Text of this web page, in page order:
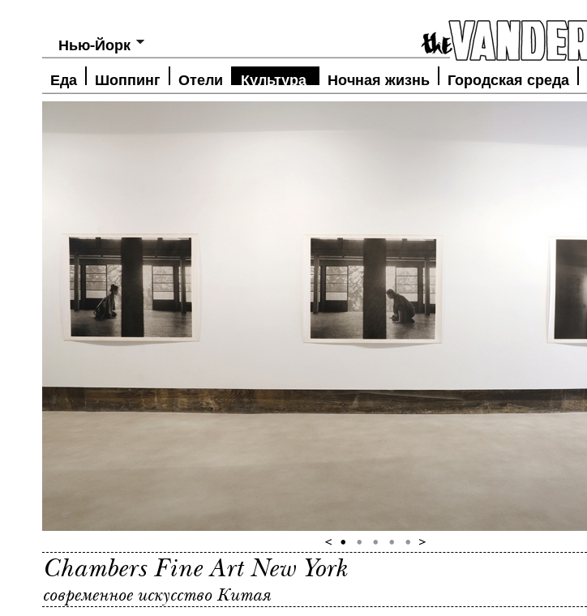
Нью-Йорк
Еда Шоппинг Отели Культура Ночная жизнь Городская среда
Chambers Fine Art New York
современное искусство Китая